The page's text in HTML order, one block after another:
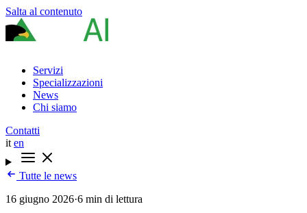
Salta al contenuto
Servizi
Specializzazioni
News
Chi siamo
Contatti
it en
Tutte le news
16 giugno 2026·6 min di lettura